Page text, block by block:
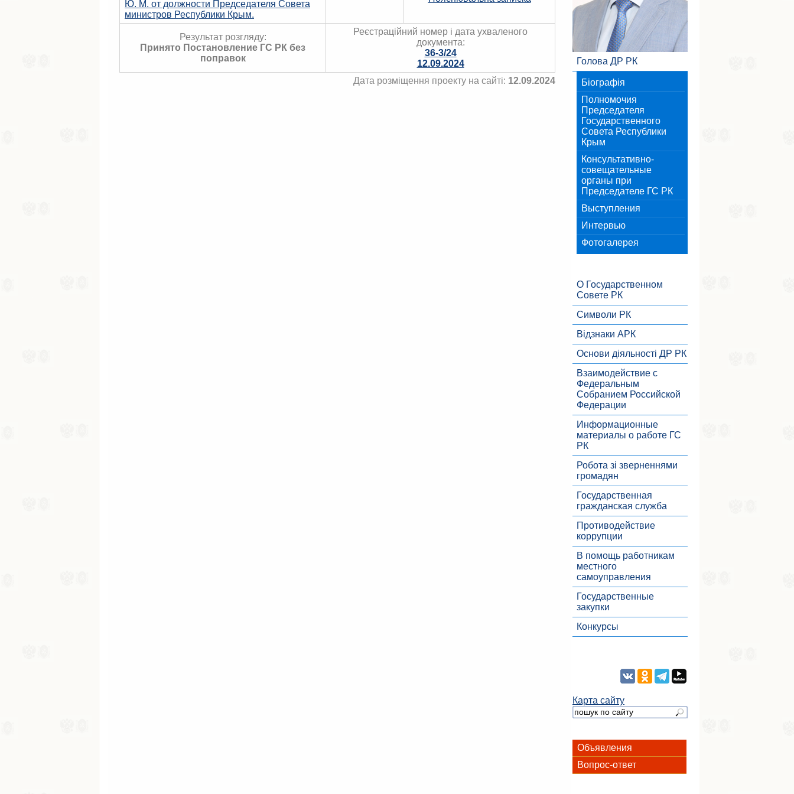
Ю. М. от должности Председателя Совета
министров Республики Крым.
Результат розгляду:
Принято Постановление ГС РК без
поправок
Реєстраційний номер і дата ухваленого
документа:
36-3/24
12.09.2024
Дата розміщення проекту на сайті: 12.09.2024
Голова ДР РК
Біографія
Полномочия
Председателя
Государственного
Совета Республики
Крым
Консультативно-
совещательные
органы при
Председателе ГС РК
Выступления
Интервью
Фотогалерея
О Государственном
Совете РК
Символи РК
Відзнаки АРК
Основи діяльності ДР РК
Взаимодействие с
Федеральным
Собранием Российской
Федерации
Информационные
материалы о работе ГС
РК
Робота зі зверненнями
громадян
Государственная
гражданская служба
Противодействие
коррупции
В помощь работникам
местного
самоуправления
Государственные
закупки
Конкурсы
Карта сайту
Объявления
Вопрос-ответ